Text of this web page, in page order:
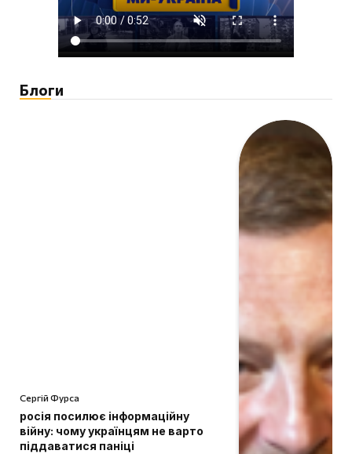
Блоги
Сергій Фурса
росія посилює інформаційну
війну: чому українцям не варто
піддаватися паніці